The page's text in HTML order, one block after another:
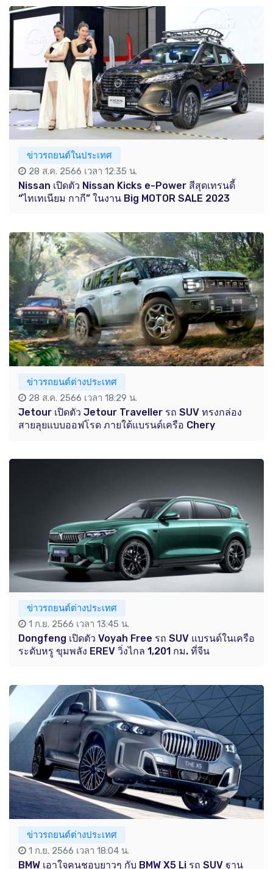
ข่าวรถยนต์ในประเทศ
28 ส.ค. 2566 เวลา 12:35 น.
Nissan เปิดตัว Nissan Kicks e-Power สีสุดเทรนดี้
“ไทเทเนียม กากี” ในงาน Big MOTOR SALE 2023
ข่าวรถยนต์ต่างประเทศ
28 ส.ค. 2566 เวลา 18:29 น.
Jetour เปิดตัว Jetour Traveller รถ SUV ทรงกล่อง
สายลุยแบบออฟโรด ภายใต้แบรนด์เครือ Chery
ข่าวรถยนต์ต่างประเทศ
1 ก.ย. 2566 เวลา 13:45 น.
Dongfeng เปิดตัว Voyah Free รถ SUV แบรนด์ในเครือ
ระดับหรู ขุมพลัง EREV วิ่งไกล 1,201 กม. ที่จีน
ข่าวรถยนต์ต่างประเทศ
1 ก.ย. 2566 เวลา 18:04 น.
BMW เอาใจคนชอบยาวๆ กับ BMW X5 Li รถ SUV ฐาน